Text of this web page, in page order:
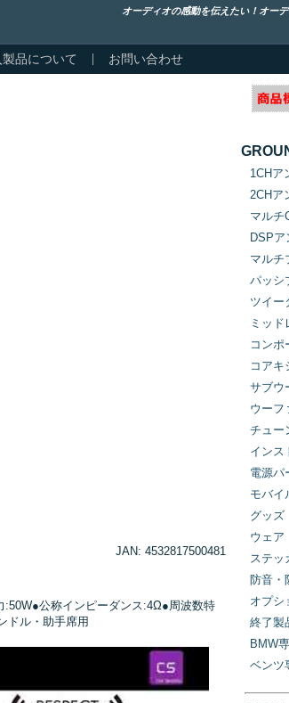
オーディオの感動を伝えたい！オー
品について お問い合わせ
JAN: 4532817500481
:50W●公称インピーダンス:4Ω●周波数特
ドル・助手席用
1CHア
2CHア
マルチ
DSPア
マルチ
パッシ
ツイー
ミッド
コンポ
コアキ
サブウ
ウーフ
チュー
インス
電源パ
モバイ
グッズ
ウェア
ステッ
防音・
オプシ
終了製
BMW
ベンツ